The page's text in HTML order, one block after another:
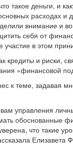
такое деньги, и
расходах и
внимание и
себя от
участие в этом
кредиты и риски,
«финансовой
к теме, задавая
управления
обоснованные
что такие
Елизавета